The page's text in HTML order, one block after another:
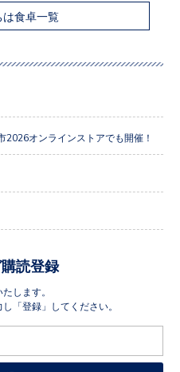
は食卓一覧
「登録」してください。